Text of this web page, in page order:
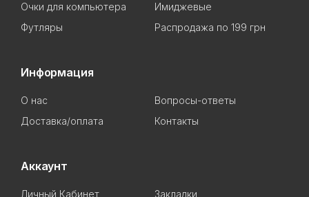
Очки для компьютера
Имиджевые
Футляры
Распродажа по 199 грн
Информация
О нас
Вопросы-ответы
Доставка/оплата
Контакты
Аккаунт
Личный Кабинет Закладки